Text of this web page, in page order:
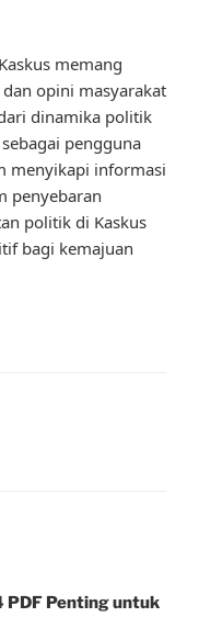
memang
opini masyarakat
dinamika politik
pengguna
menyikapi informasi
penyebaran
politik di Kaskus
bagi kemajuan
PDF Penting untuk